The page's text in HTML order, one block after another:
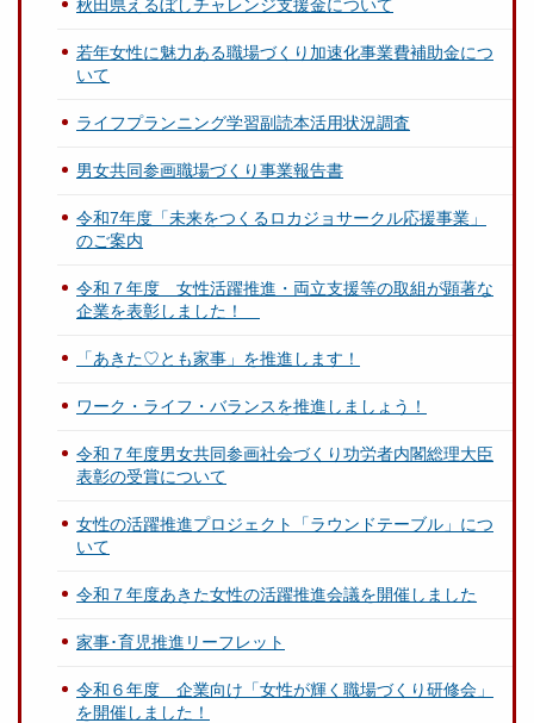
秋田県えるぼしチャレンジ支援金について
若年女性に魅力ある職場づくり加速化事業費補助金につ
いて
ライフプランニング学習副読本活用状況調査
男女共同参画職場づくり事業報告書
令和7年度「未来をつくるロカジョサークル応援事業」
のご案内
令和７年度 女性活躍推進・両立支援等の取組が顕著な
企業を表彰しました！
「あきた♡とも家事」を推進します！
ワーク・ライフ・バランスを推進しましょう！
令和７年度男女共同参画社会づくり功労者内閣総理大臣
表彰の受賞について
女性の活躍推進プロジェクト「ラウンドテーブル」につ
いて
令和７年度あきた女性の活躍推進会議を開催しました
家事･育児推進リーフレット
令和６年度 企業向け「女性が輝く職場づくり研修会」
を開催しました！